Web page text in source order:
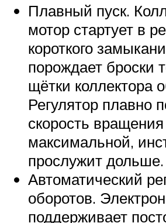
Плавный пуск.
мотор стартует в
короткого
порождает броски
щётки коллектора
Регулятор плавно
скорость
максимальной,
прослужит дольше.
Автоматический
оборотов.
поддерживает